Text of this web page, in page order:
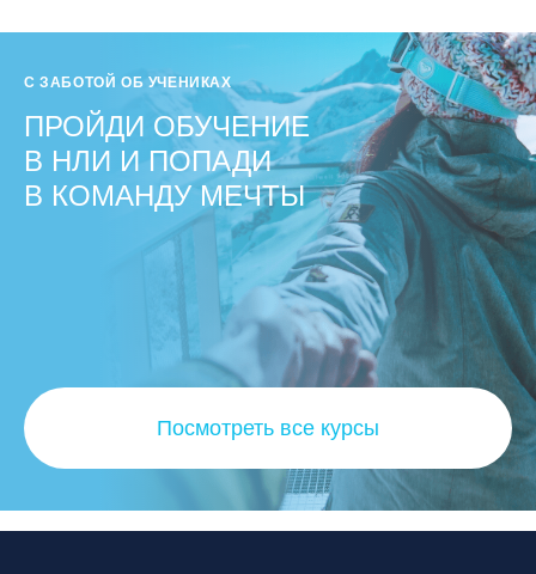
С ЗАБОТОЙ ОБ УЧЕНИКАХ
ПРОЙДИ ОБУЧЕНИЕ
В НЛИ И ПОПАДИ
В КОМАНДУ МЕЧТЫ
Посмотреть все курсы